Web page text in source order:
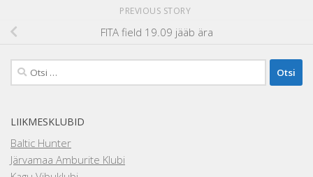
PREVIOUS STORY
FITA field 19.09 jääb ära
Otsi:
LIIKMESKLUBID
Baltic Hunter
Järvamaa Amburite Klubi